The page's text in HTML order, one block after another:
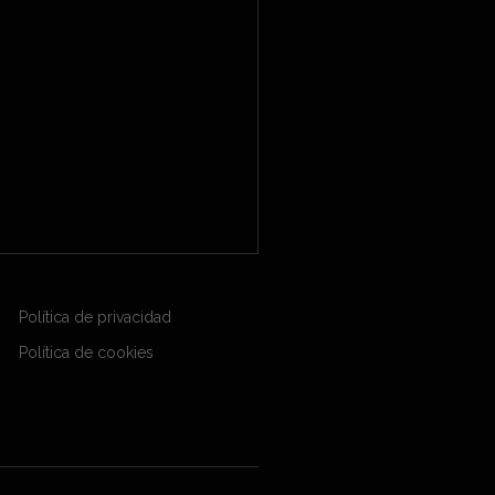
Política de privacidad
Política de cookies